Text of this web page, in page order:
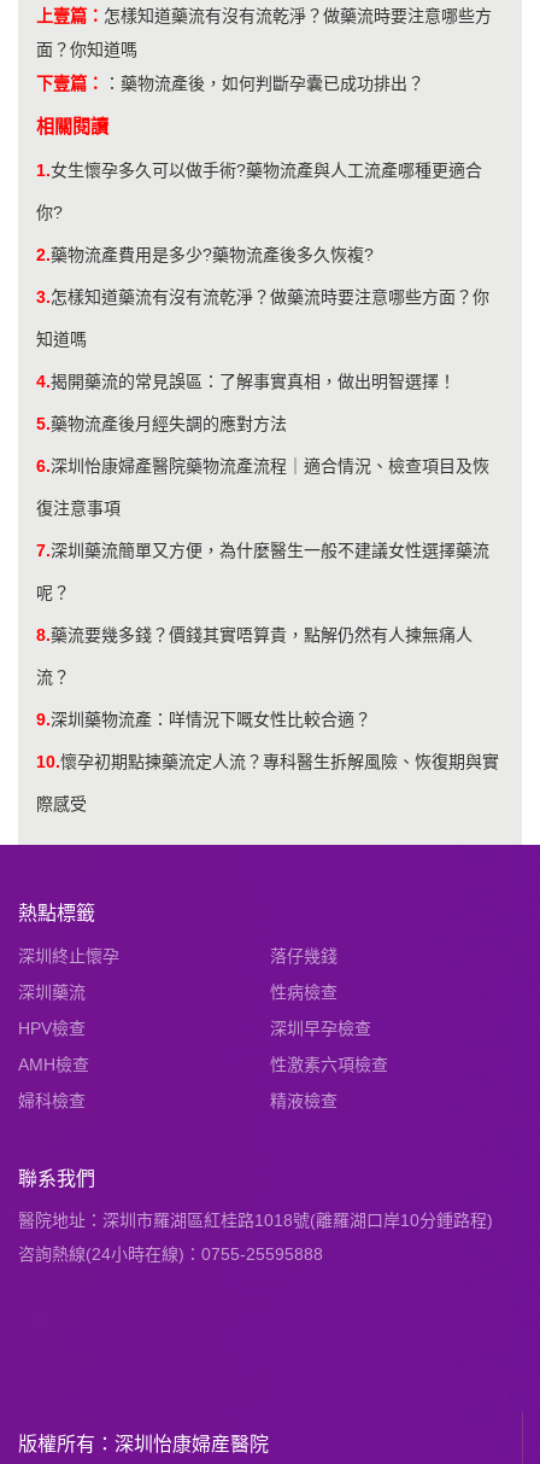
上壹篇： 怎樣知道藥流有沒有流乾淨？做藥流時要注意哪些方
面？你知道嗎
下壹篇：
： ​藥物流產後，如何判斷孕囊已成功排出？
相關閱讀
1.女生懷孕多久可以做手術?藥物流產與人工流產哪種更適合
你?
2.藥物流產費用是多少?藥物流產後多久恢複?
3.怎樣知道藥流有沒有流乾淨？做藥流時要注意哪些方面？你
知道嗎
4.揭開藥流的常見誤區：了解事實真相，做出明智選擇！
5.​藥物流產後月經失調的應對方法
6.深圳怡康婦產醫院藥物流產流程｜適合情況、檢查項目及恢
復注意事項
7.深圳藥流簡單又方便，為什麼醫生一般不建議女性選擇藥流
呢？
8.藥流要幾多錢？價錢其實唔算貴，點解仍然有人揀無痛人
流？
9.深圳藥物流產：咩情況下嘅女性比較合適？
10.懷孕初期點揀藥流定人流？專科醫生拆解風險、恢復期與實
際感受
熱點標籤
深圳終止懷孕
落仔幾錢
深圳藥流
性病檢查
HPV檢查
深圳早孕檢查
AMH檢查
性激素六項檢查
婦科檢查
精液檢查
聯系我們
醫院地址：深圳市羅湖區紅桂路1018號(離羅湖口岸10分鍾路程)
咨詢熱線(24小時在線)：0755-25595888
版權所有：深圳怡康婦産醫院